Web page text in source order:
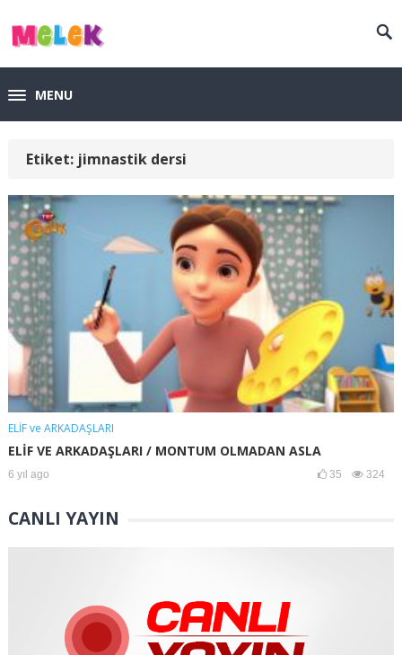
MENU
Etiket: jimnastik dersi
ELİF ve ARKADAŞLARI
ELİF VE ARKADAŞLARI / MONTUM OLMADAN ASLA
6 yıl ago 35 324
CANLI YAYIN